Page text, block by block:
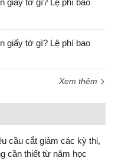
giấy tờ gì? Lệ phí bao
giấy tờ gì? Lệ phí bao
Xem thêm
cầu cắt giảm các kỳ thi,
cần thiết từ năm học